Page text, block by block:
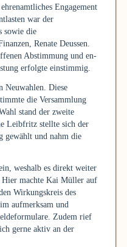
Engagement
war der
sowie die
Renate Deussen.
Abstimmung und en-
erfolgte einstimmig.
Neuwahlen. Diese
die Versammlung
stand der zweite
Leibfritz stellte sich der
gewählt und nahm die
weshalb es direkt weiter
Hier machte Kai Müller auf
Wirkungskreis des
aufmerksam und
Zudem rief
gerne aktiv an der